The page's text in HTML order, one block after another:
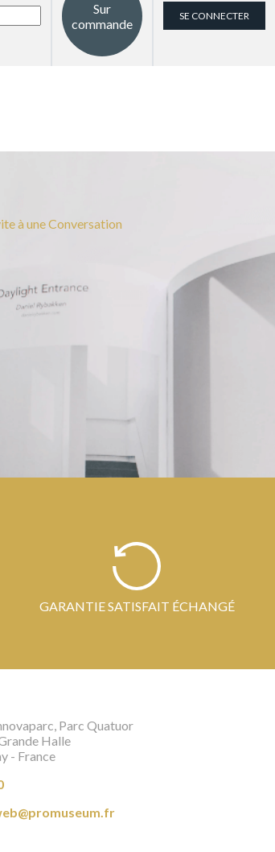
Sur
commande
SE CONNECTER
à une Conversation
GARANTIE SATISFAIT ÉCHANGÉ
Parc Quatuor
Halle
- France